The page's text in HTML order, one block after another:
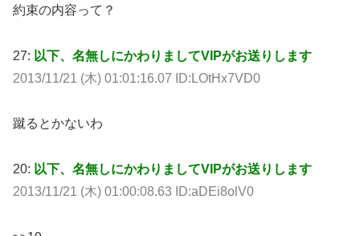
約束の内容って？
27: 以下、名無しにかわりましてVIPがお送りします
2013/11/21 (木) 01:01:16.07 ID:LOtHx7VD0
蹴るとかないわ
20: 以下、名無しにかわりましてVIPがお送りします
2013/11/21 (木) 01:00:08.63 ID:aDEi8olV0